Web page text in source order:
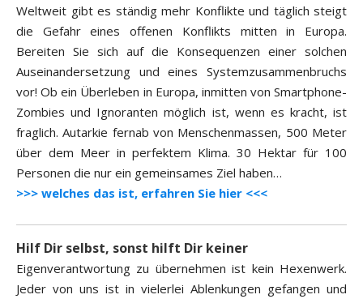
Weltweit gibt es ständig mehr Konflikte und täglich steigt
die Gefahr eines offenen Konflikts mitten in Europa.
Bereiten Sie sich auf die Konsequenzen einer solchen
Auseinandersetzung und eines Systemzusammenbruchs
vor! Ob ein Überleben in Europa, inmitten von Smartphone-
Zombies und Ignoranten möglich ist, wenn es kracht, ist
fraglich. Autarkie fernab von Menschenmassen, 500 Meter
über dem Meer in perfektem Klima. 30 Hektar für 100
Personen die nur ein gemeinsames Ziel haben…
>>> welches das ist, erfahren Sie hier <<<
Hilf Dir selbst, sonst hilft Dir keiner
Eigenverantwortung zu übernehmen ist kein Hexenwerk.
Jeder von uns ist in vielerlei Ablenkungen gefangen und